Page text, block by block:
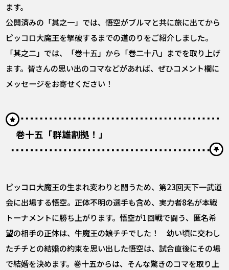
ます。
公開済みの「其之一」では、悟空がブルマと共に旅に出てから
ピッコロ大魔王を撃破するまでの道のりをご紹介しました。
「其之二」では、「巻十五」から「巻二十八」までを取り上げ
ます。皆さんの思い出のコマなどがあれば、ぜひコメント欄に
メッセージをお寄せください！
巻十五「群雄割拠！」
ピッコロ大魔王の生まれ変わりと闘うため、第23回天下一武道
会に出場する悟空。正体不明の選手も含め、実力者8名が本戦
トーナメントに勝ち上がります。悟空が1回戦で闘う、匿名希
望の相手の正体は、牛魔王の娘チチでした！ 幼い頃に交わし
たチチとの結婚の約束を思い出した悟空は、試合直後にその場
で結婚を決めます。巻十五からは、そんな驚きのコマを取り上